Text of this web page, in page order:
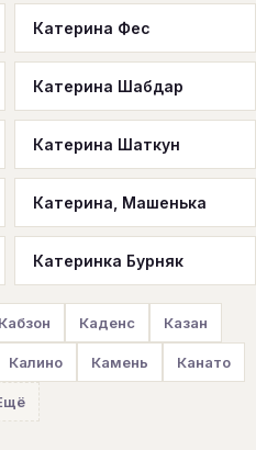
Катерина Фес
Катерина Шабдар
Катерина Шаткун
Катерина, Машенька
Катеринка Бурняк
Кабзон Каденс Казан
Калино Камень Канато